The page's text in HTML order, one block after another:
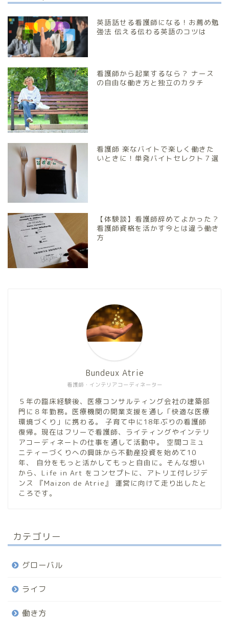
英語話せる看護師になる！お薦め勉
強法 伝える伝わる英語のコツは
看護師から起業するなら？ ナース
の自由な働き方と独立のカタチ
看護師 楽なバイトで楽しく働きた
いときに！単発バイトセレクト７選
【体験談】看護師辞めてよかった？
看護師資格を活かす今とは違う働き
方
看護師・インテリアコーディネーター
Bundeux Atrie
５年の臨床経験後、医療コンサルティング会社の建築部
門に８年勤務。医療機関の開業支援を通し「快適な医療
環境づくり」に携わる。 子育て中に18年ぶりの看護師
復帰。現在はフリーで看護師、ライティングやインテリ
アコーディネートの仕事を通して活動中。 空間コミュ
ニティーづくりへの興味から不動産投資を始めて10
年、 自分をもっと活かしてもっと自由に。そんな想い
から、Life in Art をコンセプトに、アトリエ付レジデ
ンス 『Maizon de Atrie』 運営に向けて走り出したと
ころです。
カテゴリー
グローバル
ライフ
働き方